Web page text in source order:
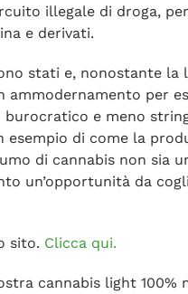
illegale di droga,
e derivati.
stati e, nonostante la
ammodernamento per
burocratico e meno
esempio di come la
di cannabis non sia
un’opportunità da
sito. Clicca qui.
cannabis light 100%